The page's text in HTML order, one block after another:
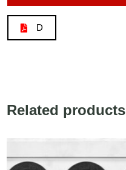
D
Related products